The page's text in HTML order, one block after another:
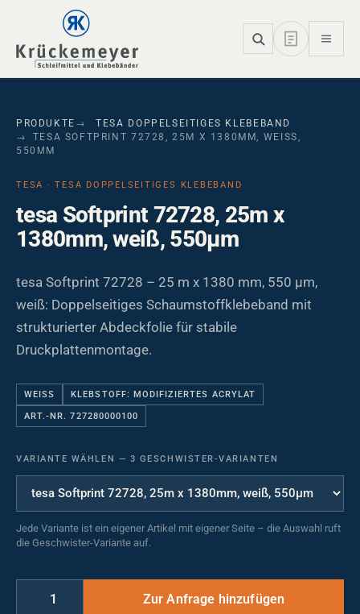
Skip to main navigation
Skip to main content
Skip to page footer
PRODUKTE
TESA DOPPELSEITIGES KLEBEBAND
TESA SOFTPRINT 72728, 25M X 1380MM, WEISS, 5
50ΜM
TESA · TESA DOPPELSEITIGES KLEBEBAND
tesa Softprint 72728, 25m x
1380mm, weiß, 550µm
tesa Softprint 72728 – 25 m x 1380 mm, 550 µm,
weiß: Doppelseitiges Schaumstoffklebeband mit
strukturierter Abdeckfolie für stabile
Druckplattenmontage.
WEISS KLEBSTOFF: MODIFIZIERTES ACRYLAT
ART.-NR. 727280000100
VARIANTE WÄHLEN — 3 GESCHWISTER-VARIANTEN
Jede Variante ist ein eigener Artikel mit eigener Seite – die Auswahl ruft
die Geschwister-Variante auf.